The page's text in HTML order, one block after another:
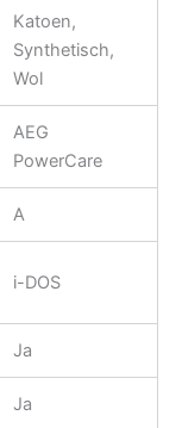
Katoen,
Synthetisch,
Wol
AEG
PowerCare
A
i-DOS
Ja
Ja